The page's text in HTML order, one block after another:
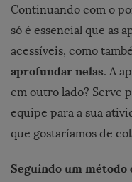
Continuando com o
só é essencial que as
acessíveis, como
aprofundar nelas. A
em outro lado? Serve
equipe para a sua
que gostaríamos de
Seguindo um método